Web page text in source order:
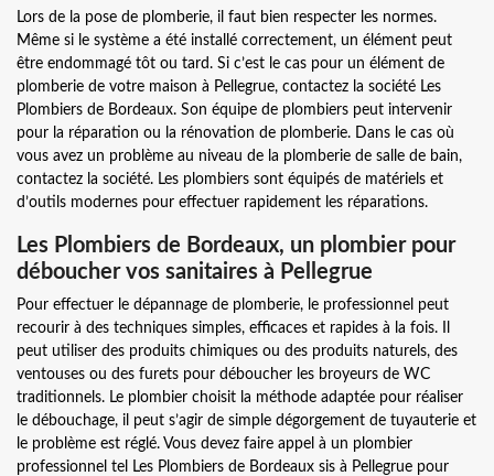
Lors de la pose de plomberie, il faut bien respecter les normes.
Même si le système a été installé correctement, un élément peut
être endommagé tôt ou tard. Si c’est le cas pour un élément de
plomberie de votre maison à Pellegrue, contactez la société Les
Plombiers de Bordeaux. Son équipe de plombiers peut intervenir
pour la réparation ou la rénovation de plomberie. Dans le cas où
vous avez un problème au niveau de la plomberie de salle de bain,
contactez la société. Les plombiers sont équipés de matériels et
d’outils modernes pour effectuer rapidement les réparations.
Les Plombiers de Bordeaux, un plombier pour
déboucher vos sanitaires à Pellegrue
Pour effectuer le dépannage de plomberie, le professionnel peut
recourir à des techniques simples, efficaces et rapides à la fois. Il
peut utiliser des produits chimiques ou des produits naturels, des
ventouses ou des furets pour déboucher les broyeurs de WC
traditionnels. Le plombier choisit la méthode adaptée pour réaliser
le débouchage, il peut s’agir de simple dégorgement de tuyauterie et
le problème est réglé. Vous devez faire appel à un plombier
professionnel tel Les Plombiers de Bordeaux sis à Pellegrue pour